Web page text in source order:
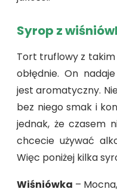
Syrop z
Tort truflowy z
obłędnie. On
jest aromatyczny.
bez niego smak i
jednak, że czasem
chcecie używać
Więc poniżej kilka
Wiśniówka –